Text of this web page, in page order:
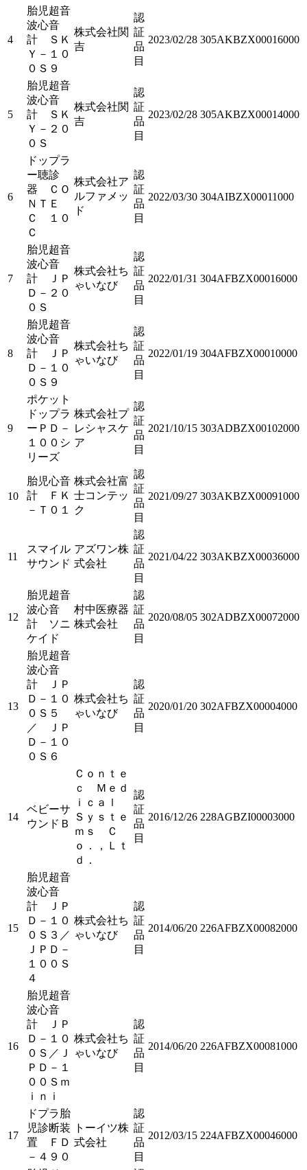
4
胎児超音
波心音
計 ＳＫ
Ｙ－１０
０Ｓ９
株式会社関
吉
認
証
品
目
2023/02/28 305AKBZX00016000
5
胎児超音
波心音
計 ＳＫ
Ｙ－２０
０Ｓ
株式会社関
吉
認
証
品
目
2023/02/28 305AKBZX00014000
6
ドップラ
ー聴診
器 ＣＯ
ＮＴＥ
Ｃ １０
Ｃ
株式会社ア
ルファメッ
ド
認
証
品
目
2022/03/30 304AIBZX00011000
7
胎児超音
波心音
計 ＪＰ
Ｄ－２０
０Ｓ
株式会社ち
ゃいなび
認
証
品
目
2022/01/31 304AFBZX00016000
8
胎児超音
波心音
計 ＪＰ
Ｄ－１０
０Ｓ９
株式会社ち
ゃいなび
認
証
品
目
2022/01/19 304AFBZX00010000
9
ポケット
ドップラ
ーＰＤ－
１００シ
リーズ
株式会社プ
レシャスケ
ア
認
証
品
目
2021/10/15 303ADBZX00102000
10
胎児心音
計 ＦＫ
－Ｔ０１
株式会社富
士コンテッ
ク
認
証
品
目
2021/09/27 303AKBZX00091000
11
スマイル
サウンド
アズワン株
式会社
認
証
品
目
2021/04/22 303AKBZX00036000
12
胎児超音
波心音
計 ソニ
ケイド
村中医療器
株式会社
認
証
品
目
2020/08/05 302ADBZX00072000
13
胎児超音
波心音
計 ＪＰ
Ｄ－１０
０Ｓ５
／ ＪＰ
Ｄ－１０
０Ｓ６
株式会社ち
ゃいなび
認
証
品
目
2020/01/20 302AFBZX00004000
14
ベビーサ
ウンドＢ
Ｃｏｎｔｅ
ｃ Ｍｅｄ
ｉｃａｌ
Ｓｙｓｔｅ
ｍｓ Ｃ
ｏ．，Ｌｔ
ｄ．
認
証
品
目
2016/12/26 228AGBZI00003000
15
胎児超音
波心音
計 ＪＰ
Ｄ－１０
０Ｓ３／
ＪＰＤ－
１００Ｓ
４
株式会社ち
ゃいなび
認
証
品
目
2014/06/20 226AFBZX00082000
16
胎児超音
波心音
計 ＪＰ
Ｄ－１０
０Ｓ／Ｊ
ＰＤ－１
００Ｓｍ
ｉｎｉ
株式会社ち
ゃいなび
認
証
品
目
2014/06/20 226AFBZX00081000
17
ドプラ胎
児診断装
置 ＦＤ
－４９０
トーイツ株
式会社
認
証
品
目
2012/03/15 224AFBZX00046000